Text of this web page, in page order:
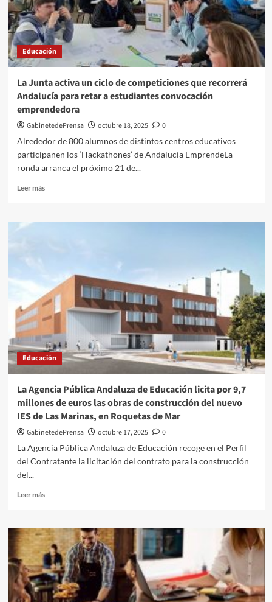
de
ampliación
del
colegio
público
de
Adra
Educación
La Junta activa un ciclo de competiciones que recorrerá
Andalucía para retar a estudiantes convocación
emprendedora
GabinetedePrensa octubre 18, 2025
0
Alrededor de 800 alumnos de distintos centros educativos
participanen los ‘Hackathones’ de Andalucía EmprendeLa
ronda arranca el próximo 21 de...
Leer másLeer
La
competiciones
que
recorrerá
para
retar
a
emprendedora
Educación
La Agencia Pública Andaluza de Educación licita por 9,7
millones de euros las obras de construcción del nuevo
IES de Las Marinas, en Roquetas de Mar
GabinetedePrensa octubre 17, 2025
0
La Agencia Pública Andaluza de Educación recoge en el Perfil
del Contratante la licitación del contrato para la construcción
del...
Leer másLeer
La
Agencia
Pública
Andaluza
de
Educación
licita